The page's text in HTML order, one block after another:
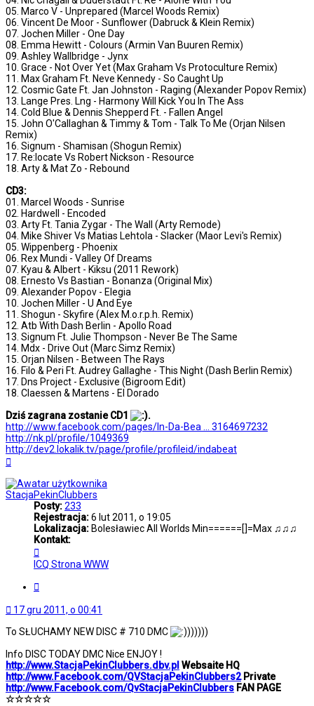
05. Marco V - Unprepared (Marcel Woods Remix)
06. Vincent De Moor - Sunflower (Dabruck & Klein Remix)
07. Jochen Miller - One Day
08. Emma Hewitt - Colours (Armin Van Buuren Remix)
09. Ashley Wallbridge - Jynx
10. Grace - Not Over Yet (Max Graham Vs Protoculture Remix)
11. Max Graham Ft. Neve Kennedy - So Caught Up
12. Cosmic Gate Ft. Jan Johnston - Raging (Alexander Popov Remix)
13. Lange Pres. Lng - Harmony Will Kick You In The Ass
14. Cold Blue & Dennis Shepperd Ft. - Fallen Angel
15. John O'Callaghan & Timmy & Tom - Talk To Me (Orjan Nilsen
Remix)
16. Signum - Shamisan (Shogun Remix)
17. Re:locate Vs Robert Nickson - Resource
18. Arty & Mat Zo - Rebound
CD3:
01. Marcel Woods - Sunrise
02. Hardwell - Encoded
03. Arty Ft. Tania Zygar - The Wall (Arty Remode)
04. Mike Shiver Vs Matias Lehtola - Slacker (Maor Levi's Remix)
05. Wippenberg - Phoenix
06. Rex Mundi - Valley Of Dreams
07. Kyau & Albert - Kiksu (2011 Rework)
08. Ernesto Vs Bastian - Bonanza (Original Mix)
09. Alexander Popov - Elegia
10. Jochen Miller - U And Eye
11. Shogun - Skyfire (Alex M.o.r.p.h. Remix)
12. Atb With Dash Berlin - Apollo Road
13. Signum Ft. Julie Thompson - Never Be The Same
14. Mdx - Drive Out (Marc Simz Remix)
15. Orjan Nilsen - Between The Rays
16. Filo & Peri Ft. Audrey Gallaghe - This Night (Dash Berlin Remix)
17. Dns Project - Exclusive (Bigroom Edit)
18. Claessen & Martens - El Dorado
Dziś zagrana zostanie CD1
.
http://www.facebook.com/pages/In-Da-Bea ... 3164697232
http://nk.pl/profile/1049369
http://dev2.lokalik.tv/page/profile/profileid/indabeat
StacjaPekinClubbers
Posty:233
Rejestracja:6 lut 2011, o 19:05
Lokalizacja: Bolesławiec All Worlds Min======[]=Max ♫♫♫
Kontakt:
się
z
ICQ Strona WWW
17 gru 2011, o 00:41
To SŁUCHAMY NEW DISC # 710 DMC
))))))
Info DISC TODAY DMC Nice ENJOY !
http://www.StacjaPekinClubbers.dbv.pl Websaite HQ
http://www.Facebook.com/QVStacjaPekinClubbers2Private
http://www.Facebook.com/QvStacjaPekinClubbers FAN PAGE
☆☆☆☆☆